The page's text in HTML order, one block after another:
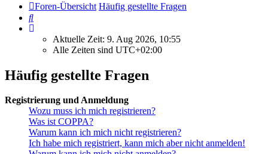
Foren-Übersicht Häufig gestellte Fragen
Suche
Aktuelle Zeit: 9. Aug 2026, 10:55
Alle Zeiten sind UTC+02:00
Häufig gestellte Fragen
Registrierung und Anmeldung
Wozu muss ich mich registrieren?
Was ist COPPA?
Warum kann ich mich nicht registrieren?
Ich habe mich registriert, kann mich aber nicht anmelden!